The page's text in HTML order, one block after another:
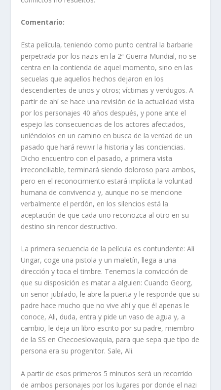
Comentario:
Esta película, teniendo como punto central la barbarie
perpetrada por los nazis en la 2ª Guerra Mundial, no se
centra en la contienda de aquel momento, sino en las
secuelas que aquellos hechos dejaron en los
descendientes de unos y otros; víctimas y verdugos. A
partir de ahí se hace una revisión de la actualidad vista
por los personajes 40 años después, y pone ante el
espejo las consecuencias de los actores afectados,
uniéndolos en un camino en busca de la verdad de un
pasado que hará revivir la historia y las conciencias.
Dicho encuentro con el pasado, a primera vista
irreconciliable, terminará siendo doloroso para ambos,
pero en el reconocimiento estará implícita la voluntad
humana de convivencia y, aunque no se mencione
verbalmente el perdón, en los silencios está la
aceptación de que cada uno reconozca al otro en su
destino sin rencor destructivo.
La primera secuencia de la película es contundente: Ali
Ungar, coge una pistola y un maletín, llega a una
dirección y toca el timbre. Tenemos la convicción de
que su disposición es matar a alguien: Cuando Georg,
un señor jubilado, le abre la puerta y le responde que su
padre hace mucho que no vive ahí y que él apenas le
conoce, Ali, duda, entra y pide un vaso de agua y, a
cambio, le deja un libro escrito por su padre, miembro
de la SS en Checoeslovaquia, para que sepa que tipo de
persona era su progenitor. Sale, Ali.
A partir de esos primeros 5 minutos será un recorrido
de ambos personajes por los lugares por donde el nazi